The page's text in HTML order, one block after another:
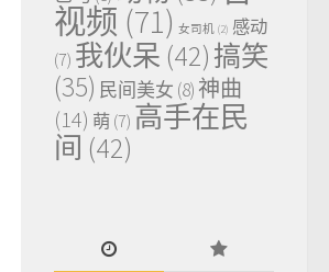
视频 (71) 女司机 (2) 感动
(7) 我伙呆 (42)搞笑
(35) 民间美女 (8) 神曲
(14) 萌 (7) 高手在民
间 (42)